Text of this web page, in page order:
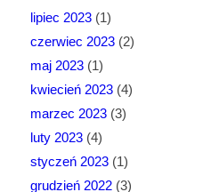
lipiec 2023(1)
czerwiec 2023(2)
maj 2023(1)
kwiecień 2023(4)
marzec 2023(3)
luty 2023(4)
styczeń 2023(1)
grudzień 2022(3)